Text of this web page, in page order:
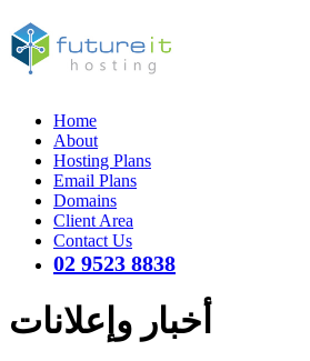
Home
About
Hosting Plans
Email Plans
Domains
Client Area
Contact Us
02 9523 8838
أخبار وإعلانات